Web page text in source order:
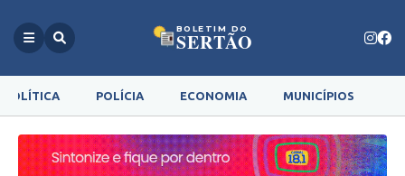
BOLETIM DO
SERTÃO
POLÍTICA POLÍCIA ECONOMIA MUNICÍPIOS